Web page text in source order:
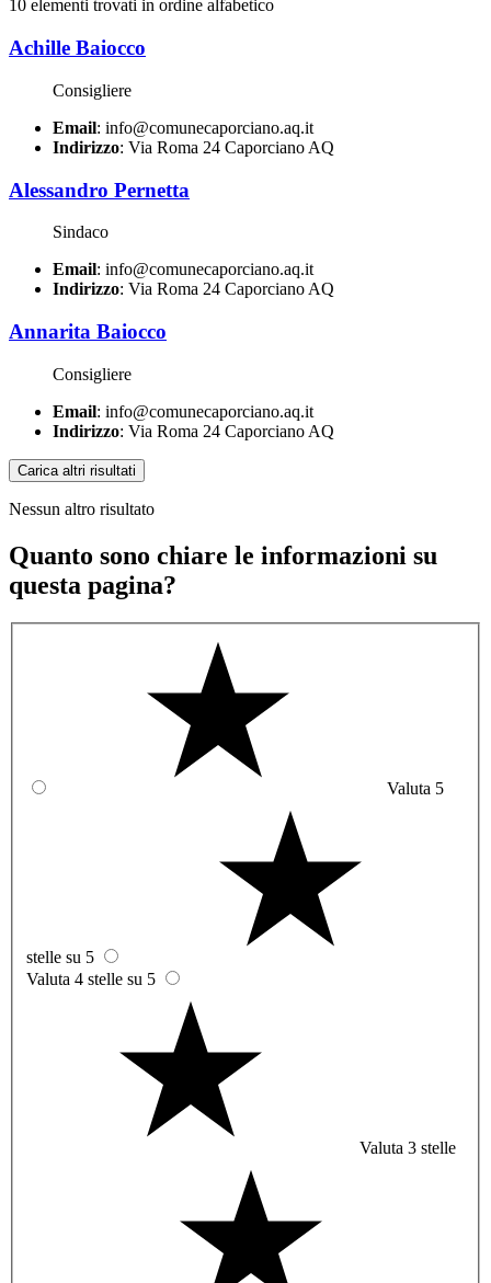
10 elementi trovati in ordine alfabetico
Achille Baiocco
Consigliere
Email: info@comunecaporciano.aq.it
Indirizzo: Via Roma 24 Caporciano AQ
Alessandro Pernetta
Sindaco
Email: info@comunecaporciano.aq.it
Indirizzo: Via Roma 24 Caporciano AQ
Annarita Baiocco
Consigliere
Email: info@comunecaporciano.aq.it
Indirizzo: Via Roma 24 Caporciano AQ
Carica altri risultati
Nessun altro risultato
Quanto sono chiare le informazioni su
questa pagina?
Valuta 5
stelle su 5
Valuta 4 stelle su 5
Valuta 3 stelle